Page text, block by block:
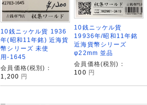
10銭ニッケル貨 1936
年(昭和11年銘) 近海貨
幣シリーズ 未使
用-1645
会員価格(税別)：
1,200 円
10銭ニッケル貨
19936年/昭和11年銘
近海貨幣シリーズ
φ22mm 並品
会員価格(税別)：
100 円